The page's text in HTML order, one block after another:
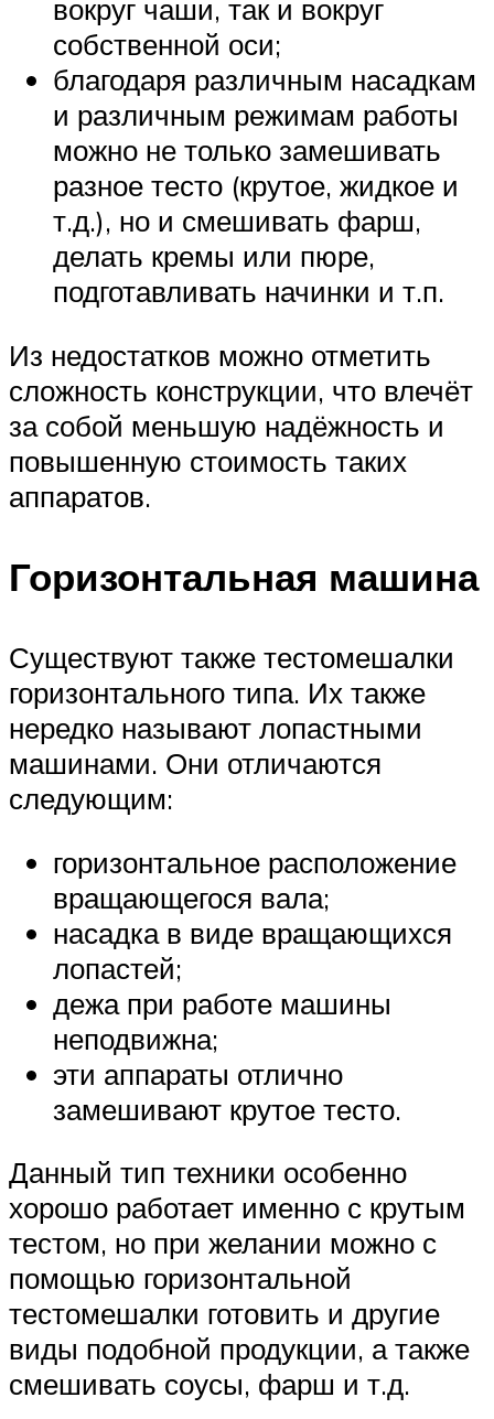
вокруг чаши, так и вокруг
собственной оси;
благодаря различным насадкам
и различным режимам работы
можно не только замешивать
разное тесто (крутое, жидкое и
т.д.), но и смешивать фарш,
делать кремы или пюре,
подготавливать начинки и т.п.
Из недостатков можно отметить
сложность конструкции, что влечёт
за собой меньшую надёжность и
повышенную стоимость таких
аппаратов.
Горизонтальная машина
Существуют также тестомешалки
горизонтального типа. Их также
нередко называют лопастными
машинами. Они отличаются
следующим:
горизонтальное расположение
вращающегося вала;
насадка в виде вращающихся
лопастей;
дежа при работе машины
неподвижна;
эти аппараты отлично
замешивают крутое тесто.
Данный тип техники особенно
хорошо работает именно с крутым
тестом, но при желании можно с
помощью горизонтальной
тестомешалки готовить и другие
виды подобной продукции, а также
смешивать соусы, фарш и т.д.